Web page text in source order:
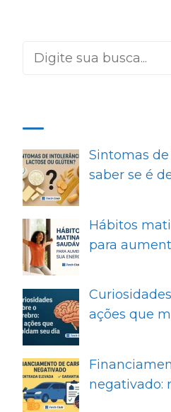
Sintomas
saber se é
Hábitos
para
ações que
negativado: